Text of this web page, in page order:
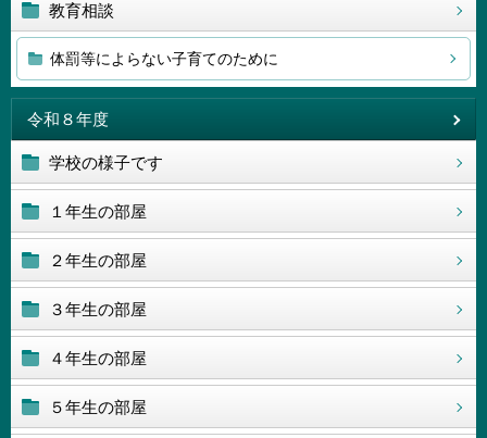
教育相談
体罰等によらない子育てのために
令和８年度
学校の様子です
１年生の部屋
２年生の部屋
３年生の部屋
４年生の部屋
５年生の部屋